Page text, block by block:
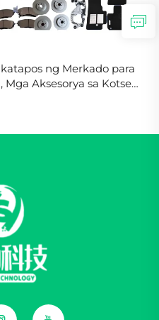
ng Merkado para
Mga Aksesorya sa Kotse,